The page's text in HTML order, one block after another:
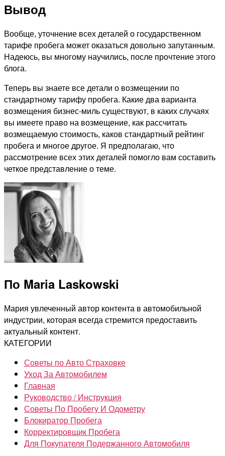
Вывод
Вообще, уточнение всех деталей о государственном
тарифе пробега может оказаться довольно запутанным.
Надеюсь, вы многому научились, после прочтение этого
блога.
Теперь вы знаете все детали о возмещении по
стандартному тарифу пробега. Какие два варианта
возмещения бизнес-миль существуют, в каких случаях
вы имеете право на возмещение, как рассчитать
возмещаемую стоимость, каков стандартный рейтинг
пробега и многое другое. Я предполагаю, что
рассмотрение всех этих деталей помогло вам составить
четкое представление о теме.
По Maria Laskowski
Мария увлеченный автор контента в автомобильной
индустрии, которая всегда стремится предоставить
актуальный контент.
КАТЕГОРИИ
Советы по Авто Страховке
Уход За Автомобилем
Главная
Руководство / Инструкция
Советы По Пробегу И Одометру
Блокиратор Пробега
Корректировщик Пробега
Для Покупателя Подержанного Автомобиля